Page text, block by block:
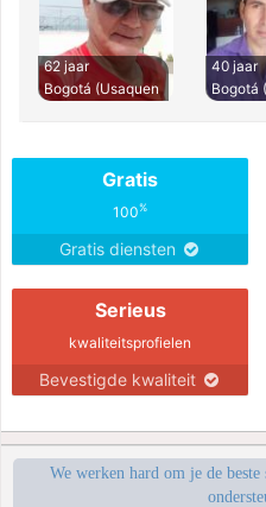
62 jaar
Bogotá (Usaquen
40 jaar
Bogotá
Gratis
100%
Gratis diensten
Serieus
kwaliteitsprofielen
Bevestigde kwaliteit
We werken hard om je de